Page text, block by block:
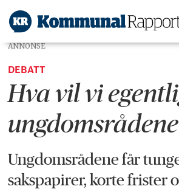
ANNONSE
DEBATT
Hva vil vi
Ungdomsrådene får
sakspapirer, korte frister